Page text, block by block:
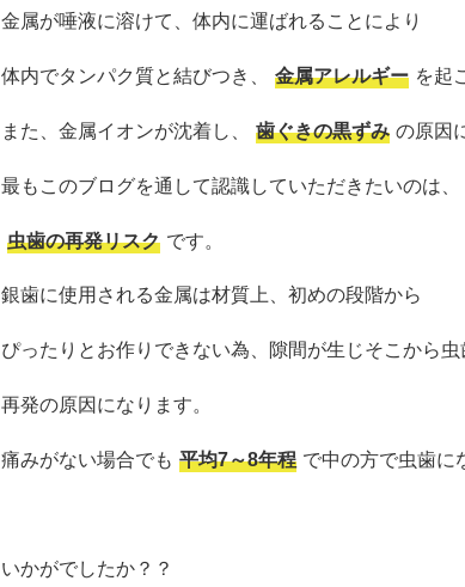
金属が唾液に溶けて、体内に運ばれることにより
体内でタンパク質と結びつき、 金属アレルギー を起
また、金属イオンが沈着し、 歯ぐきの黒ずみ の原因
最もこのブログを通して認識していただきたいのは、
虫歯の再発リスク です。
銀歯に使用される金属は材質上、初めの段階から
ぴったりとお作りできない為、隙間が生じそこから
再発の原因になります。
痛みがない場合でも 平均7～8年程 で中の方で虫歯に
いかがでしたか？？